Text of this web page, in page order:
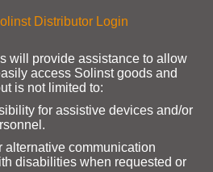
Distributor Login
will provide assistance to allow
access Solinst goods and
is not limited to:
for assistive devices and/or
alternative communication
disabilities when requested or